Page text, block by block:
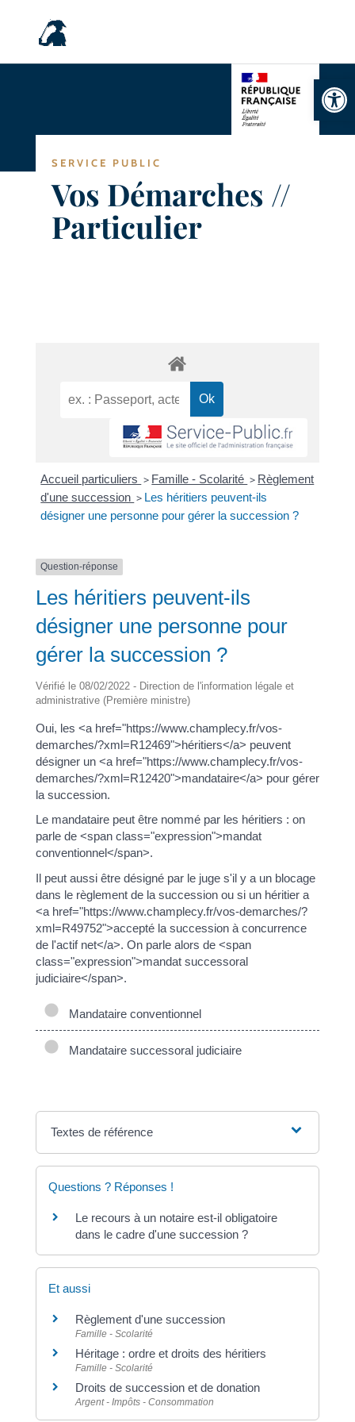
SERVICE PUBLIC
Vos Démarches //
Particulier
Accueil particuliers > Famille - Scolarité > Règlement
d'une succession > Les héritiers peuvent-ils
désigner une personne pour gérer la succession ?
Question-réponse
Les héritiers peuvent-ils
désigner une personne pour
gérer la succession ?
Vérifié le 08/02/2022 - Direction de l'information légale et
administrative (Première ministre)
Oui, les <a href="https://www.champlecy.fr/vos-
demarches/?xml=R12469">héritiers</a> peuvent
désigner un <a href="https://www.champlecy.fr/vos-
demarches/?xml=R12420">mandataire</a> pour gérer
la succession.
Le mandataire peut être nommé par les héritiers : on
parle de <span class="expression">mandat
conventionnel</span>.
Il peut aussi être désigné par le juge s'il y a un blocage
dans le règlement de la succession ou si un héritier a
<a href="https://www.champlecy.fr/vos-demarches/?
xml=R49752">accepté la succession à concurrence
de l'actif net</a>. On parle alors de <span
class="expression">mandat successoral
judiciaire</span>.
Mandataire conventionnel
Mandataire successoral judiciaire
Textes de référence
Questions ? Réponses !
Le recours à un notaire est-il obligatoire
dans le cadre d'une succession ?
Et aussi
Règlement d'une succession
Famille - Scolarité
Héritage : ordre et droits des héritiers
Famille - Scolarité
Droits de succession et de donation
Argent - Impôts - Consommation
Ouvrir